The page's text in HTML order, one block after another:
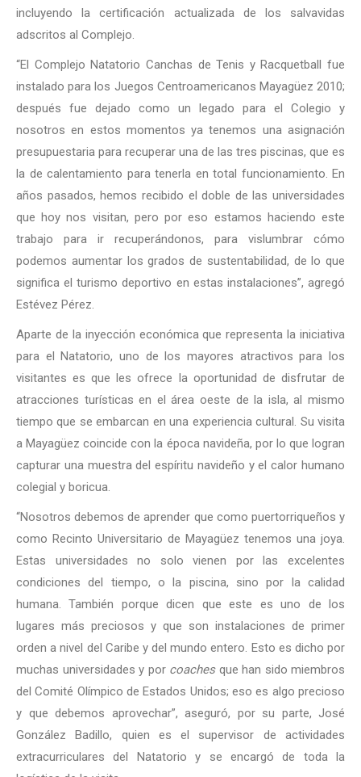
incluyendo la certificación actualizada de los salvavidas
adscritos al Complejo.
“El Complejo Natatorio Canchas de Tenis y Racquetball fue
instalado para los Juegos Centroamericanos Mayagüez 2010;
después fue dejado como un legado para el Colegio y
nosotros en estos momentos ya tenemos una asignación
presupuestaria para recuperar una de las tres piscinas, que es
la de calentamiento para tenerla en total funcionamiento. En
años pasados, hemos recibido el doble de las universidades
que hoy nos visitan, pero por eso estamos haciendo este
trabajo para ir recuperándonos, para vislumbrar cómo
podemos aumentar los grados de sustentabilidad, de lo que
significa el turismo deportivo en estas instalaciones”, agregó
Estévez Pérez.
Aparte de la inyección económica que representa la iniciativa
para el Natatorio, uno de los mayores atractivos para los
visitantes es que les ofrece la oportunidad de disfrutar de
atracciones turísticas en el área oeste de la isla, al mismo
tiempo que se embarcan en una experiencia cultural. Su visita
a Mayagüez coincide con la época navideña, por lo que logran
capturar una muestra del espíritu navideño y el calor humano
colegial y boricua.
“Nosotros debemos de aprender que como puertorriqueños y
como Recinto Universitario de Mayagüez tenemos una joya.
Estas universidades no solo vienen por las excelentes
condiciones del tiempo, o la piscina, sino por la calidad
humana. También porque dicen que este es uno de los
lugares más preciosos y que son instalaciones de primer
orden a nivel del Caribe y del mundo entero. Esto es dicho por
muchas universidades y por coachesque han sido miembros
del Comité Olímpico de Estados Unidos; eso es algo precioso
y que debemos aprovechar”, aseguró, por su parte, José
González Badillo, quien es el supervisor de actividades
extracurriculares del Natatorio y se encargó de toda la